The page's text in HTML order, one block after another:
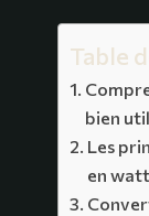
Table
bien
Les
en